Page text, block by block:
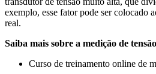
exemplo, esse fator pode ser colocado
real.
Saiba mais sobre a medição de
Curso de treinamento online de